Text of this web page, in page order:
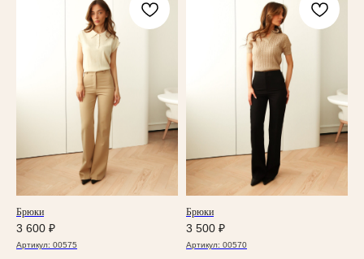
Брюки
3 600 ₽
Артикул: 00575
Брюки
3 500 ₽
Артикул: 00570